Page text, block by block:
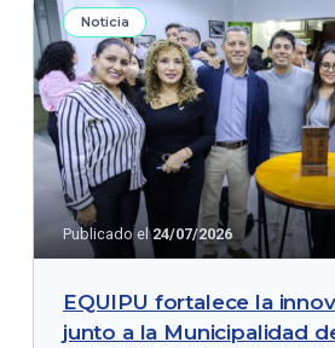
Noticia
Publicado el24/07/2026
EQUIPU fortalece la
junto a la Municipalidad